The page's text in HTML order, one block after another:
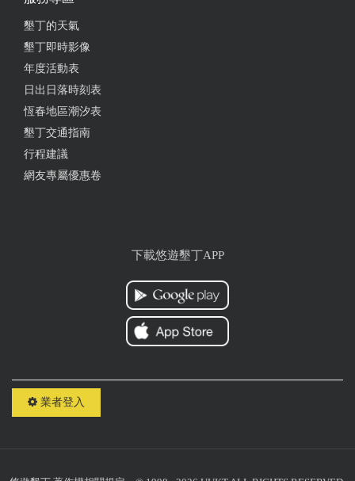
住起來很舒服
很棒 老闆很健談 聊了很多 剛好這天去是老闆小孩的
生日 有準備仙草在一樓大廳 超好喝！環境很舒服 地
理位置剛好出門就是墾丁大街！很方便 讚讚讚
2023-06-19 18:59:09
很棒的環境，四人房空間很大！老闆親切，主動介紹
更優惠的門票和附近活動！而且竟然有電梯，完全就
是親子友善、大件行李的福音
墾丁的天氣
墾丁即時影像
年度活動表
日出日落時刻表
恆春地區潮汐表
墾丁交通指南
行程建議
網友專屬優惠卷
下載悠遊墾丁APP
業者登入